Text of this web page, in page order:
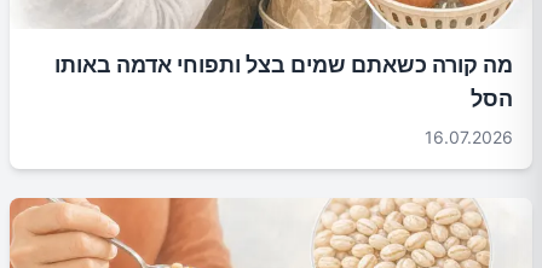
מה קורה כשאתם שמים בצל ותפוחי אדמה באותו
הסל
16.07.2026